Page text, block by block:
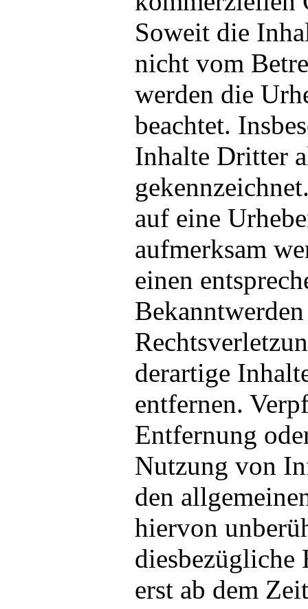
Soweit die
nicht vom
werden die
beachtet.
Inhalte Dritter
auf eine
aufmerksam
einen
derartige
entfernen.
Entfernung
Nutzung von
den
hiervon
diesbezügliche
erst ab dem